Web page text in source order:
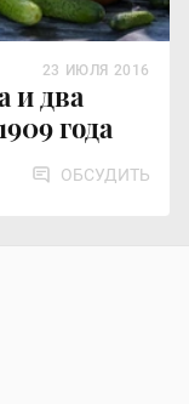
и два
года
23 ИЮЛЯ 2016
ОБСУДИТЬ